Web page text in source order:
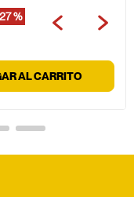
27 %
AL CARRITO